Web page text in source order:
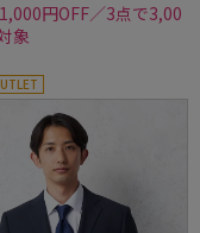
円OFF／3点で3,00
象